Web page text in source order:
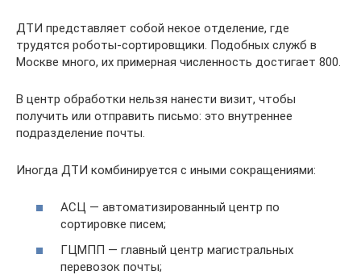
ДТИ представляет собой некое отделение, где
трудятся роботы-сортировщики. Подобных служб в
Москве много, их примерная численность достигает 800.
В центр обработки нельзя нанести визит, чтобы
получить или отправить письмо: это внутреннее
подразделение почты.
Иногда ДТИ комбинируется с иными сокращениями:
АСЦ — автоматизированный центр по
сортировке писем;
ГЦМПП — главный центр магистральных
перевозок почты;